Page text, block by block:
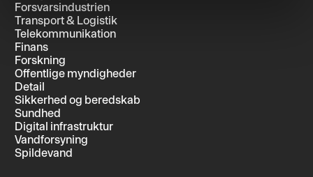
Forsvarsindustrien
Transport & Logistik
Telekommunikation
Finans
Forskning
Offentlige myndigheder
Detail
Sikkerhed og beredskab
Sundhed
Digital infrastruktur
Vandforsyning
Spildevand